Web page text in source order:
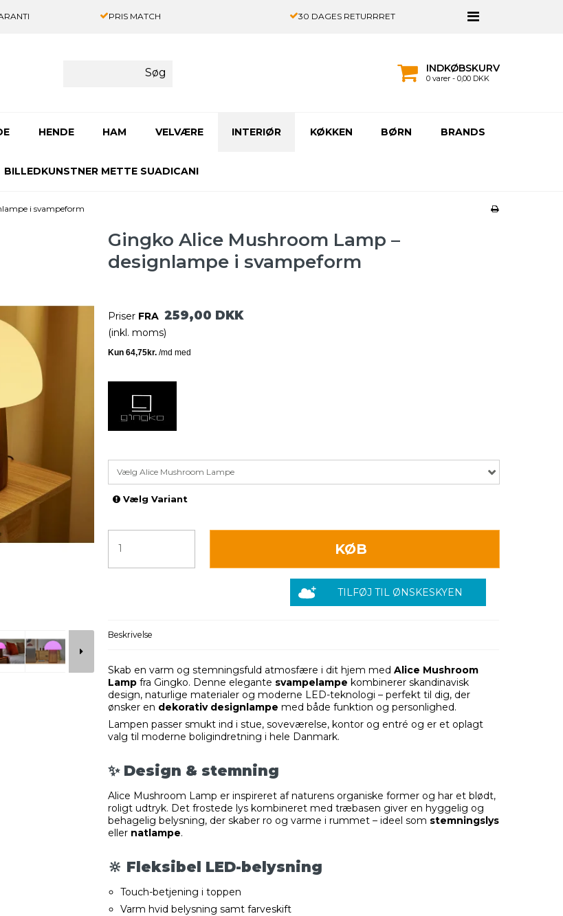
PRIS MATCH 30 DAGES RETURRRET
Søg INDKØBSKURV
0 varer - 0,00 DKK
HENDE HAM VELVÆRE INTERIØR KØKKEN BØRN BRANDS
BILLEDKUNSTNER METTE SUADICANI
i svampeform
Gingko Alice Mushroom Lamp –
designlampe i svampeform
Priser FRA 259,00 DKK
(inkl. moms)
Vælg Alice Mushroom Lampe
Vælg Variant
KØB
TILFØJ TIL ØNSKESKYEN
Beskrivelse
Skab en varm og stemningsfuld atmosfære i dit hjem med Alice Mushroom
Lamp fra Gingko. Denne elegante svampelampe kombinerer skandinavisk
design, naturlige materialer og moderne LED-teknologi – perfekt til dig, der
ønsker en dekorativ designlampe med både funktion og personlighed.
Lampen passer smukt ind i stue, soveværelse, kontor og entré og er et oplagt
valg til moderne boligindretning i hele Danmark.
✨ Design & stemning
Alice Mushroom Lamp er inspireret af naturens organiske former og har et blødt,
roligt udtryk. Det frostede lys kombineret med træbasen giver en hyggelig og
behagelig belysning, der skaber ro og varme i rummet – ideel som stemningslys
eller natlampe.
🔆 Fleksibel LED-belysning
Touch-betjening i toppen
Varm hvid belysning samt farveskift